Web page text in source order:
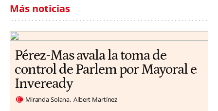
Más noticias
Pérez-Mas avala la toma de
control de Parlem por Mayoral e
Inveready
Miranda Solana Albert Martínez